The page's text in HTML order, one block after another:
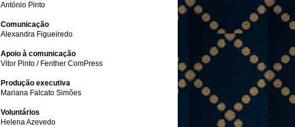
António Pinto
Comunicação
Alexandra Figueiredo
Apoio à comunicação
Vitor Pinto / Fenther ComPress
Produção executiva
Mariana Falcato Simões
Voluntários
Helena Azevedo